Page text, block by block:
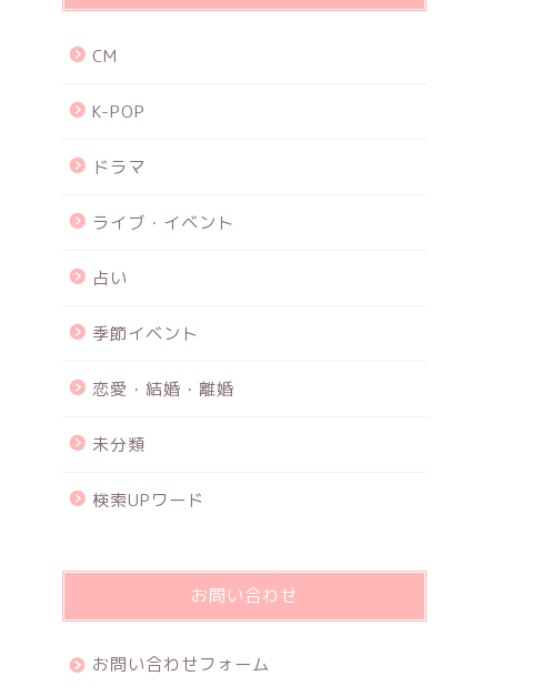
CM
K-POP
ドラマ
ライブ・イベント
占い
季節イベント
恋愛・結婚・離婚
未分類
検索UPワード
お問い合わせ
お問い合わせフォーム